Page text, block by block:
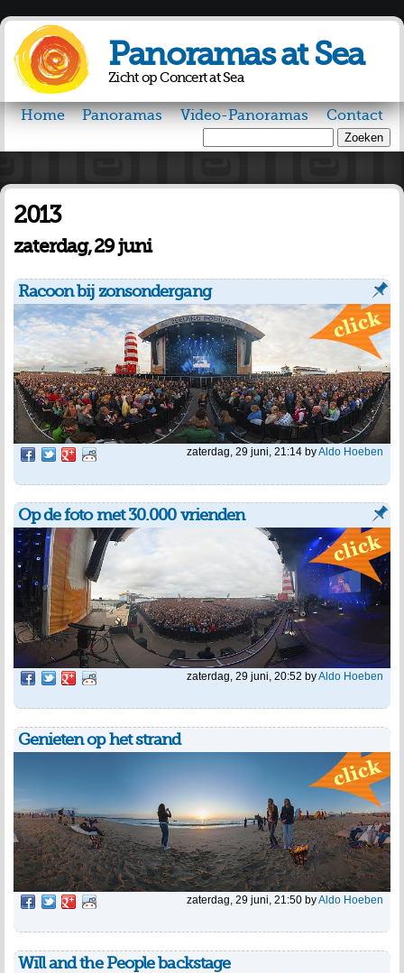
de inhoud
gaan
Panoramas at Sea
Zicht op Concert at Sea
Home Panoramas Video-Panoramas Contact
Zoekveld
2013
zaterdag, 29 juni
Racoon bij zonsondergang
zaterdag, 29 juni, 21:14 byAldo Hoeben
Op de foto met 30.000 vrienden
zaterdag, 29 juni, 20:52 by Aldo Hoeben
Genieten op het strand
zaterdag, 29 juni, 21:50 byAldo Hoeben
Will and the People backstage